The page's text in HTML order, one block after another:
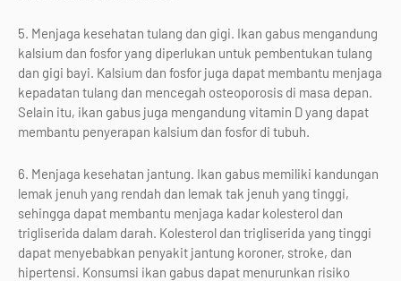
5. Menjaga kesehatan tulang dan gigi. Ikan gabus mengandung
kalsium dan fosfor yang diperlukan untuk pembentukan tulang
dan gigi bayi. Kalsium dan fosfor juga dapat membantu menjaga
kepadatan tulang dan mencegah osteoporosis di masa depan.
Selain itu, ikan gabus juga mengandung vitamin D yang dapat
membantu penyerapan kalsium dan fosfor di tubuh.
6. Menjaga kesehatan jantung. Ikan gabus memiliki kandungan
lemak jenuh yang rendah dan lemak tak jenuh yang tinggi,
sehingga dapat membantu menjaga kadar kolesterol dan
trigliserida dalam darah. Kolesterol dan trigliserida yang tinggi
dapat menyebabkan penyakit jantung koroner, stroke, dan
hipertensi. Konsumsi ikan gabus dapat menurunkan risiko